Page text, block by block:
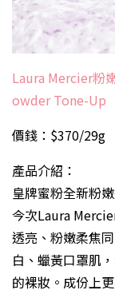
Laura Mercier粉
owder Tone-Up
價錢：$370/29g
產品介紹：
皇牌蜜粉全新粉
今次Laura
透亮、粉嫩柔焦
白、蠟黃口罩肌
的裸妝。成份上